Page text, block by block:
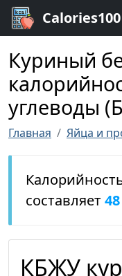
Calories100
Куриный
углеводы
Главная Яйца и
составляет
КБЖУ